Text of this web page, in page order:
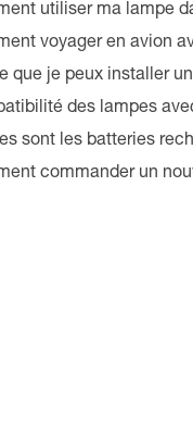
utiliser ma lampe
voyager en avion
que je peux installer
des lampes
sont les batteries
commander un